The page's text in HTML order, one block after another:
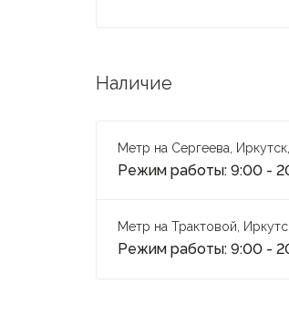
Наличие
Метр на Сергеева,
Режим работы: 9:00 -
Метр на Трактовой,
Режим работы: 9:00 -